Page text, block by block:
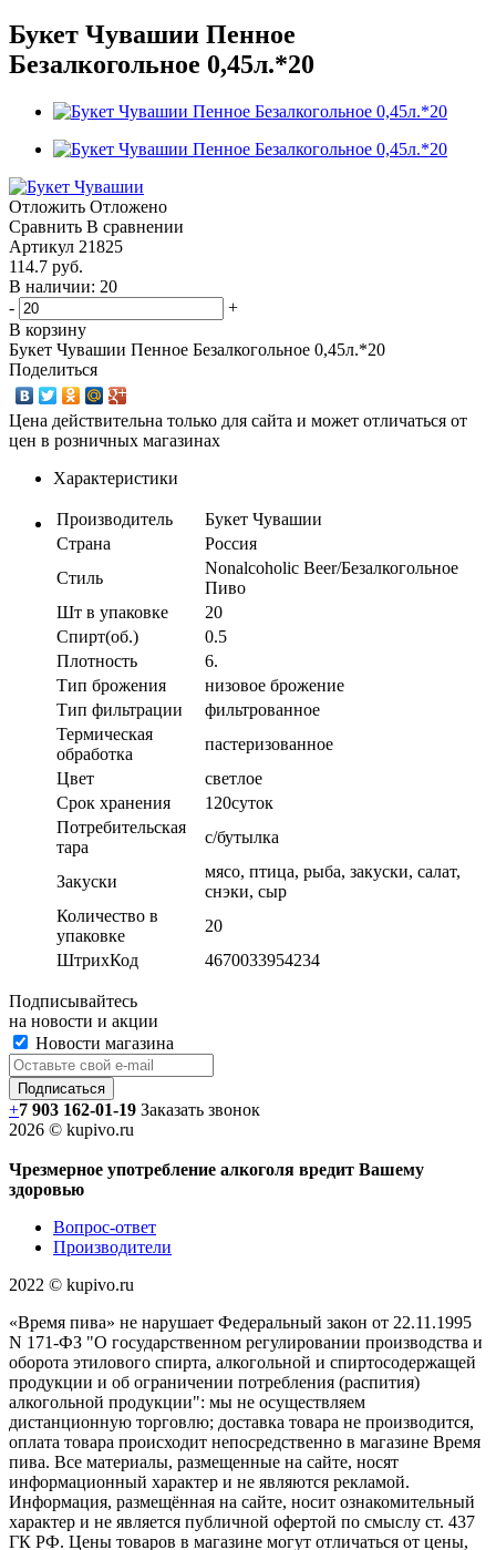
Букет Чувашии Пенное
Безалкогольное 0,45л.*20
Отложить Отложено
Сравнить В сравнении
Артикул 21825
114.7 руб.
В наличии: 20
-
+
В корзину
Букет Чувашии Пенное Безалкогольное 0,45л.*20
Поделиться
Цена действительна только для сайта и может отличаться от
цен в розничных магазинах
Характеристики
Производитель
Букет Чувашии
Страна
Россия
Стиль
Nonalcoholic Beer/Безалкогольное
Пиво
Шт в упаковке
20
Спирт(об.)
0.5
Плотность
6.
Тип брожения
низовое брожение
Тип фильтрации
фильтрованное
Термическая
обработка
пастеризованное
Цвет
светлое
Срок хранения
120суток
Потребительская
тара
с/бутылка
Закуски
мясо, птица, рыба, закуски, салат,
снэки, сыр
Количество в
упаковке
20
ШтрихКод
4670033954234
Подписывайтесь
на новости и акции
Новости магазина
+7 903 162-01-19 Заказать звонок
2026 © kupivo.ru
Чрезмерное употребление алкоголя вредит Вашему
здоровью
Вопрос-ответ
Производители
2022 ©️ kupivo.ru
«Время пива» не нарушает Федеральный закон от 22.11.1995
N 171-ФЗ "О государственном регулировании производства и
оборота этилового спирта, алкогольной и спиртосодержащей
продукции и об ограничении потребления (распития)
алкогольной продукции": мы не осуществляем
дистанционную торговлю; доставка товара не производится,
оплата товара происходит непосредственно в магазине Время
пива. Все материалы, размещенные на сайте, носят
информационный характер и не являются рекламой.
Информация, размещённая на сайте, носит ознакомительный
характер и не является публичной офертой по смыслу ст. 437
ГК РФ. Цены товаров в магазине могут отличаться от цены,